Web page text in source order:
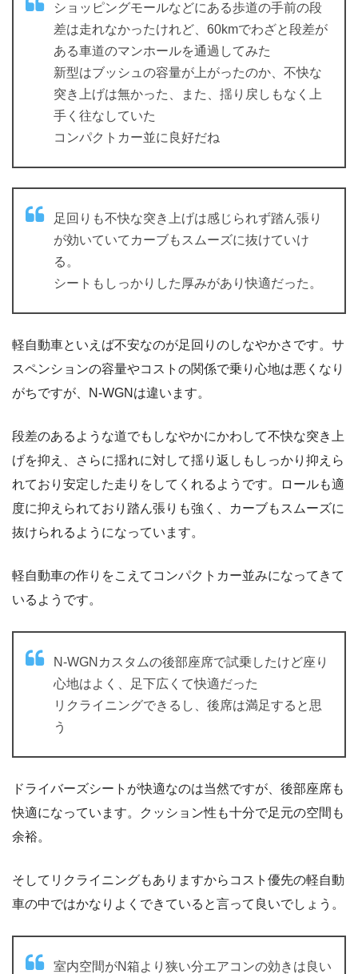
ショッピングモールなどにある歩道の手前の段
差は走れなかったけれど、60kmでわざと段差が
ある車道のマンホールを通過してみた
新型はブッシュの容量が上がったのか、不快な
突き上げは無かった、また、揺り戻しもなく上
手く往なしていた
コンパクトカー並に良好だね
足回りも不快な突き上げは感じられず踏ん張り
が効いていてカーブもスムーズに抜けていけ
る。
シートもしっかりした厚みがあり快適だった。
軽自動車といえば不安なのが足回りのしなやかさです。サ
スペンションの容量やコストの関係で乗り心地は悪くなり
がちですが、N-WGNは違います。
段差のあるような道でもしなやかにかわして不快な突き上
げを抑え、さらに揺れに対して揺り返しもしっかり抑えら
れており安定した走りをしてくれるようです。ロールも適
度に抑えられており踏ん張りも強く、カーブもスムーズに
抜けられるようになっています。
軽自動車の作りをこえてコンパクトカー並みになってきて
いるようです。
N-WGNカスタムの後部座席で試乗したけど座り
心地はよく、足下広くて快適だった
リクライニングできるし、後席は満足すると思
う
ドライバーズシートが快適なのは当然ですが、後部座席も
快適になっています。クッション性も十分で足元の空間も
余裕。
そしてリクライニングもありますからコスト優先の軽自動
車の中ではかなりよくできていると言って良いでしょう。
室内空間がN箱より狭い分エアコンの効きは良い